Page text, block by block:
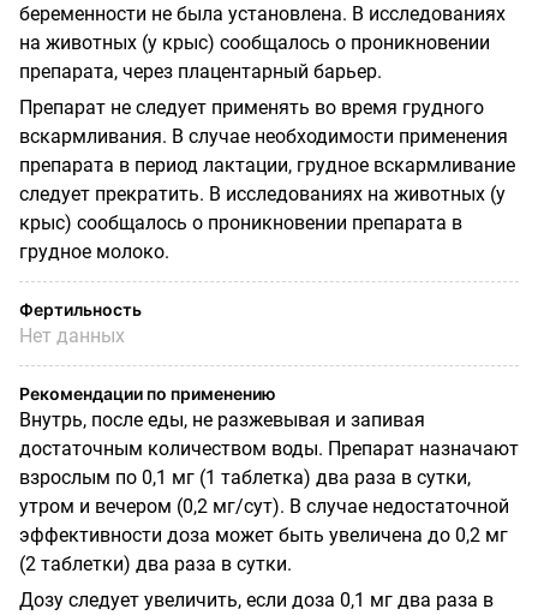
беременности не была установлена. В исследованиях
на животных (у крыс) сообщалось о проникновении
препарата, через плацентарный барьер.
Препарат не следует применять во время грудного
вскармливания. В случае необходимости применения
препарата в период лактации, грудное вскармливание
следует прекратить. В исследованиях на животных (у
крыс) сообщалось о проникновении препарата в
грудное молоко.
Фертильность
Нет данных
Рекомендации по применению
Внутрь, после еды, не разжевывая и запивая
достаточным количеством воды. Препарат назначают
взрослым по 0,1 мг (1 таблетка) два раза в сутки,
утром и вечером (0,2 мг/сут). В случае недостаточной
эффективности доза может быть увеличена до 0,2 мг
(2 таблетки) два раза в сутки.
Дозу следует увеличить, если доза 0,1 мг два раза в